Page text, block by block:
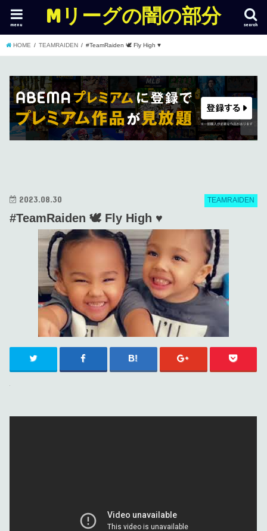
Mリーグの闇の部分 search
menu
HOME TEAMRAIDEN #TeamRaiden 🕊 Fly High ♥️
TEAMRAIDEN
2023.08.30
#TeamRaiden 🕊 Fly High ♥️